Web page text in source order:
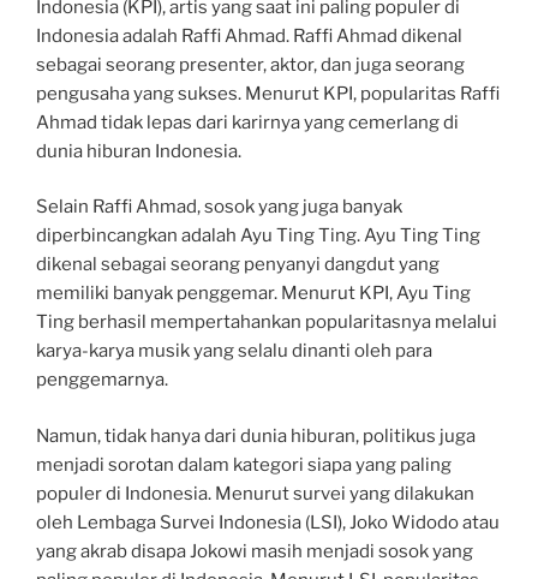
Indonesia (KPI), artis yang saat ini paling populer di
Indonesia adalah Raffi Ahmad. Raffi Ahmad dikenal
sebagai seorang presenter, aktor, dan juga seorang
pengusaha yang sukses. Menurut KPI, popularitas Raffi
Ahmad tidak lepas dari karirnya yang cemerlang di
dunia hiburan Indonesia.
Selain Raffi Ahmad, sosok yang juga banyak
diperbincangkan adalah Ayu Ting Ting. Ayu Ting Ting
dikenal sebagai seorang penyanyi dangdut yang
memiliki banyak penggemar. Menurut KPI, Ayu Ting
Ting berhasil mempertahankan popularitasnya melalui
karya-karya musik yang selalu dinanti oleh para
penggemarnya.
Namun, tidak hanya dari dunia hiburan, politikus juga
menjadi sorotan dalam kategori siapa yang paling
populer di Indonesia. Menurut survei yang dilakukan
oleh Lembaga Survei Indonesia (LSI), Joko Widodo atau
yang akrab disapa Jokowi masih menjadi sosok yang